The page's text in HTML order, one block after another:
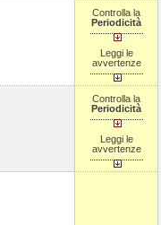
Controlla la
Periodicità
Leggi le
avvertenze
Controlla la
Periodicità
Leggi le
avvertenze